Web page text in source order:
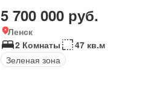
5 700 000 руб.
Ленск
2 Комнаты
47 кв.м
Зеленая зона